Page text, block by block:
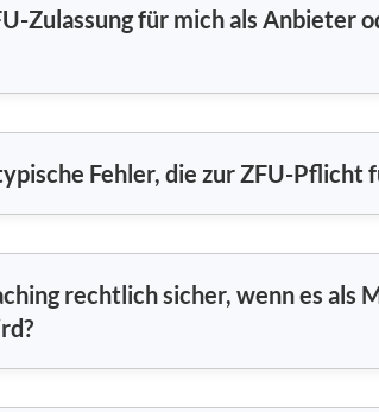
Zulassung für mich als Anbieter
Fehler, die zur ZFU-Pflicht
rechtlich sicher, wenn es als